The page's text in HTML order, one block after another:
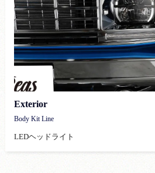
Exterior
Body Kit Line
LEDヘッドライト